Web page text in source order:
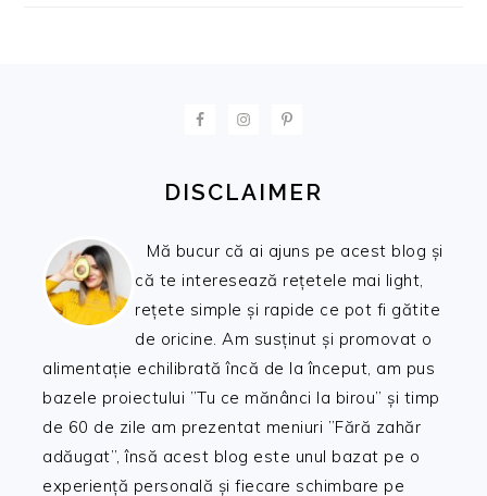
DISCLAIMER
Mă bucur că ai ajuns pe acest blog și
că te interesează rețetele mai light,
rețete simple și rapide ce pot fi gătite
de oricine. Am susținut și promovat o
alimentație echilibrată încă de la început, am pus
bazele proiectului ”Tu ce mănânci la birou” și timp
de 60 de zile am prezentat meniuri ”Fără zahăr
adăugat”, însă acest blog este unul bazat pe o
experiență personală și fiecare schimbare pe